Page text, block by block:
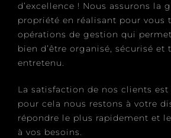
d’excellence ! Nous assurons la
propriété en réalisant pour vous
opérations de gestion qui
bien d’être organisé, sécurisé et
entretenu.
La satisfaction de nos clients
pour cela nous restons à votre
répondre le plus rapidement et
à vos besoins.